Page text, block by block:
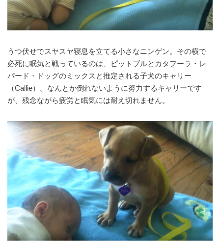
うつ伏せでスヤスヤ寝息を立てる小さなニンゲン。その横で
必死に眠気と戦っているのは、ピットブルとカタフーラ・レ
パード・ドッグのミックスと推定される子犬のキャリー
（Callie）。なんとか倒れないように努力するキャリーです
が、残念ながら疲労と眠気には耐え切れません。